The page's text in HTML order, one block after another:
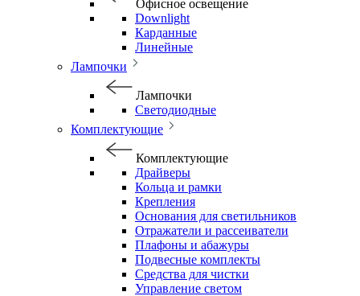
Офисное освещение
Downlight
Карданные
Линейные
Лампочки
Лампочки
Светодиодные
Комплектующие
Комплектующие
Драйверы
Кольца и рамки
Крепления
Основания для светильников
Отражатели и рассеиватели
Плафоны и абажуры
Подвесные комплекты
Средства для чистки
Управление светом